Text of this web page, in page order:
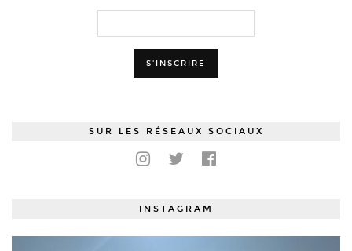
SUR LES RÉSEAUX SOCIAUX
INSTAGRAM